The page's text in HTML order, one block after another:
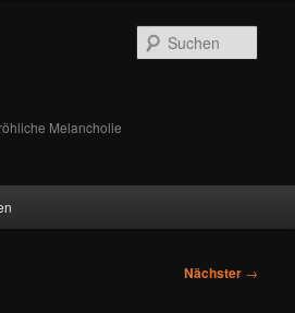
Melancholie
Nächster →